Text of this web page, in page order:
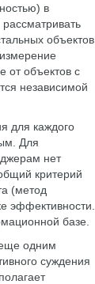
в
объектов
от объектов с
независимой
для каждого
Для
нет
критерий
(метод
эффективности.
базе.
одним
суждения